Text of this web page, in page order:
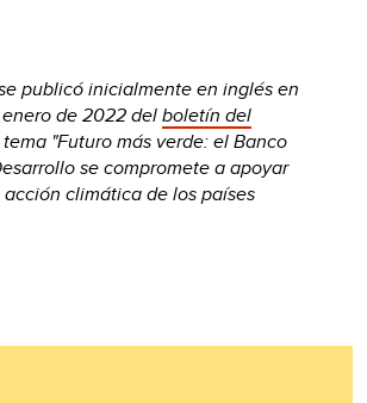
publicó inicialmente en inglés en
de 2022 delboletín del
"Futuro más verde: el Banco
se compromete a apoyar
climática de los países